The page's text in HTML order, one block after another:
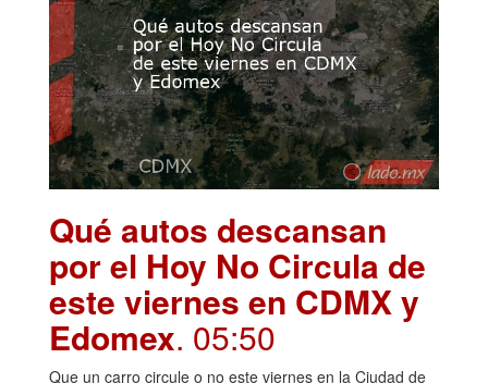
Qué autos descansan
por el Hoy No Circula de
este viernes en CDMX y
Edomex. 05:50
Que un carro circule o no este viernes en la Ciudad de